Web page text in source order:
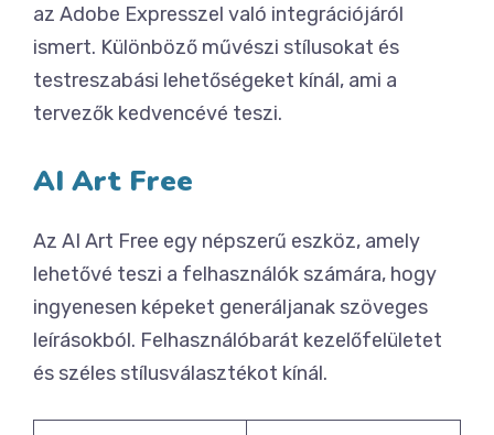
az Adobe Expresszel való integrációjáról
ismert. Különböző művészi stílusokat és
testreszabási lehetőségeket kínál, ami a
tervezők kedvencévé teszi.
AI Art Free
Az AI Art Free egy népszerű eszköz, amely
lehetővé teszi a felhasználók számára, hogy
ingyenesen képeket generáljanak szöveges
leírásokból. Felhasználóbarát kezelőfelületet
és széles stílusválasztékot kínál.